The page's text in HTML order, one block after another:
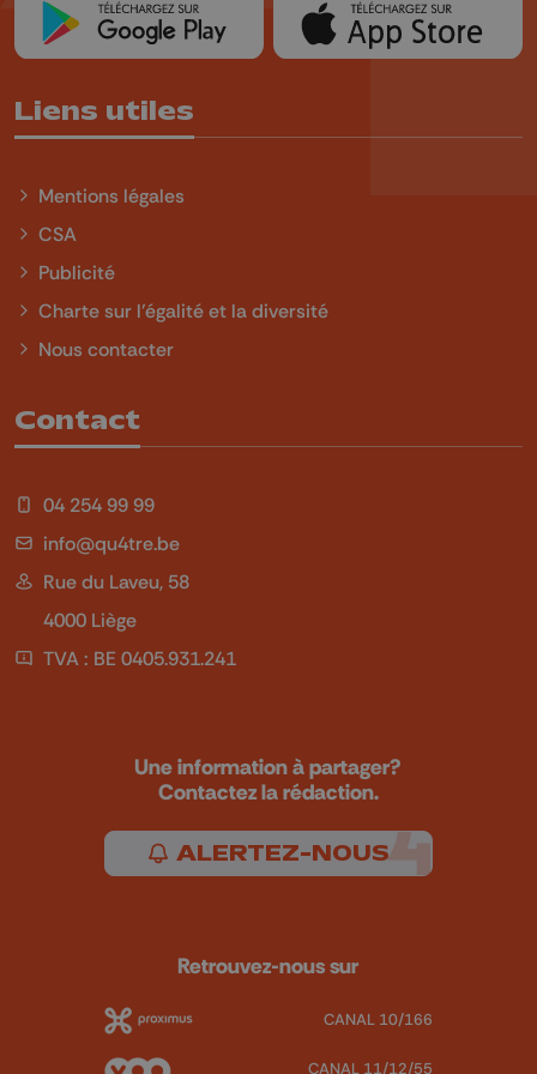
Liens utiles
Mentions légales
CSA
Publicité
Charte sur l'égalité et la diversité
Nous contacter
Contact
04 254 99 99
info@qu4tre.be
Rue du Laveu, 58
4000 Liège
TVA : BE 0405.931.241
Une information à partager?
Contactez la rédaction.
ALERTEZ-NOUS
Retrouvez-nous sur
CANAL 10/166
CANAL 11/12/55